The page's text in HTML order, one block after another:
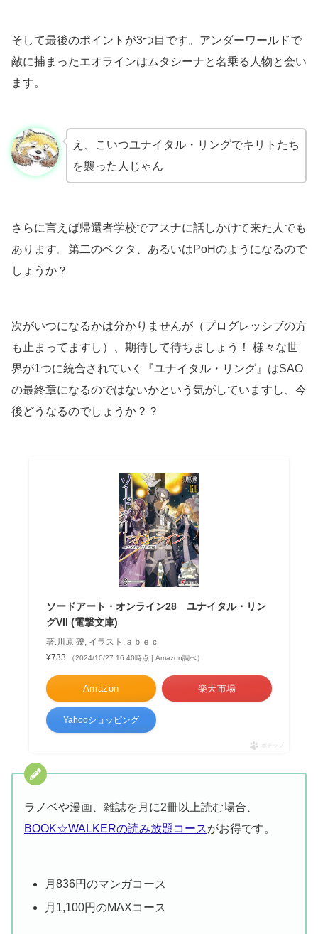
そして最後のポイントが3つ目です。アンダーワールドで
敵に捕まったエオラインはムタシーナと名乗る人物と会い
ます。
え、こいつユナイタル・リングでキリトたち
を襲った人じゃん
さらに言えば帰還者学校でアスナに話しかけて来た人でも
あります。第二のベクタ、あるいはPoHのようになるので
しょうか？
次がいつになるかは分かりませんが（プログレッシブの方
も止まってますし）、期待して待ちましょう！ 様々な世
界が1つに統合されていく『ユナイタル・リング』はSAO
の最終章になるのではないかという気がしていますし、今
後どうなるのでしょうか？？
ソードアート・オンライン28 ユナイタル・リン
グVII (電撃文庫)
著:川原 礫, イラスト:ａｂｅｃ
¥733
（2024/10/27 16:40時点 | Amazon調べ）
Amazon 楽天市場
Yahooショッピング
ポチップ
ラノベや漫画、雑誌を月に2冊以上読む場合、
BOOK☆WALKERの読み放題コースがお得です。
月836円のマンガコース
月1,100円のMAXコース